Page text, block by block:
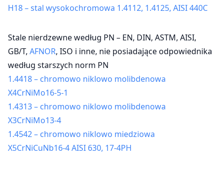
H18 – stal wysokochromowa 1.4112, 1.4125, AISI 440C
Stale nierdzewne według PN – EN, DIN, ASTM, AISI,
GB/T, AFNOR, ISO i inne, nie posiadające odpowiednika
według starszych norm PN
1.4418 – chromowo niklowo molibdenowa
X4CrNiMo16-5-1
1.4313 – chromowo niklowo molibdenowa
X3CrNiMo13-4
1.4542 – chromowo niklowo miedziowa
X5CrNiCuNb16-4 AISI 630, 17-4PH